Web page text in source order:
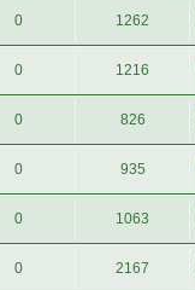
0 1262
0 1216
0 826
0 935
0 1063
0 2167